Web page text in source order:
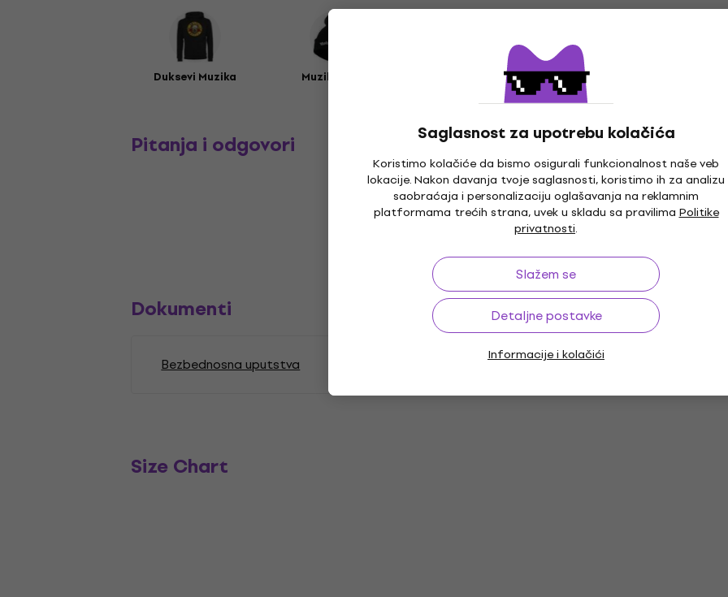
Saglasnost za upotrebu kolačića
Koristimo kolačiće da bismo osigurali funkcionalnost naše veb
lokacije. Nakon davanja tvoje saglasnosti, koristimo ih za analizu
saobraćaja i personalizaciju oglašavanja na reklamnim
platformama trećih strana, uvek u skladu sa pravilimaPolitike
privatnosti.
Slažem se
Detaljne postavke
Informacije i kolačići
Duksevi Muzika Muzika kape Muzika kačketi
Pitanja i odgovori
Dokumenti
Bezbednosna uputstva
Size Chart